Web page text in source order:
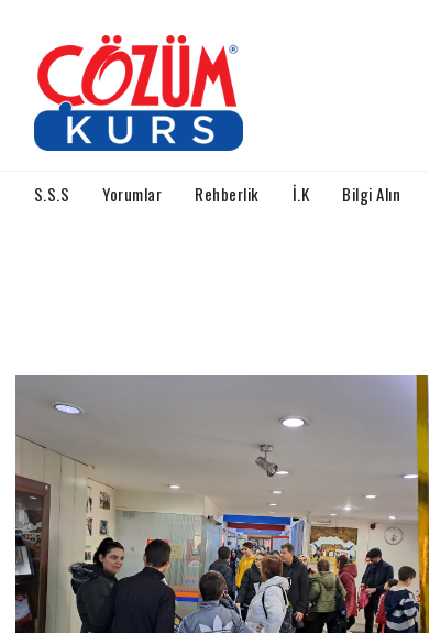
S.S.S Yorumlar Rehberlik İ.K Bilgi Alın